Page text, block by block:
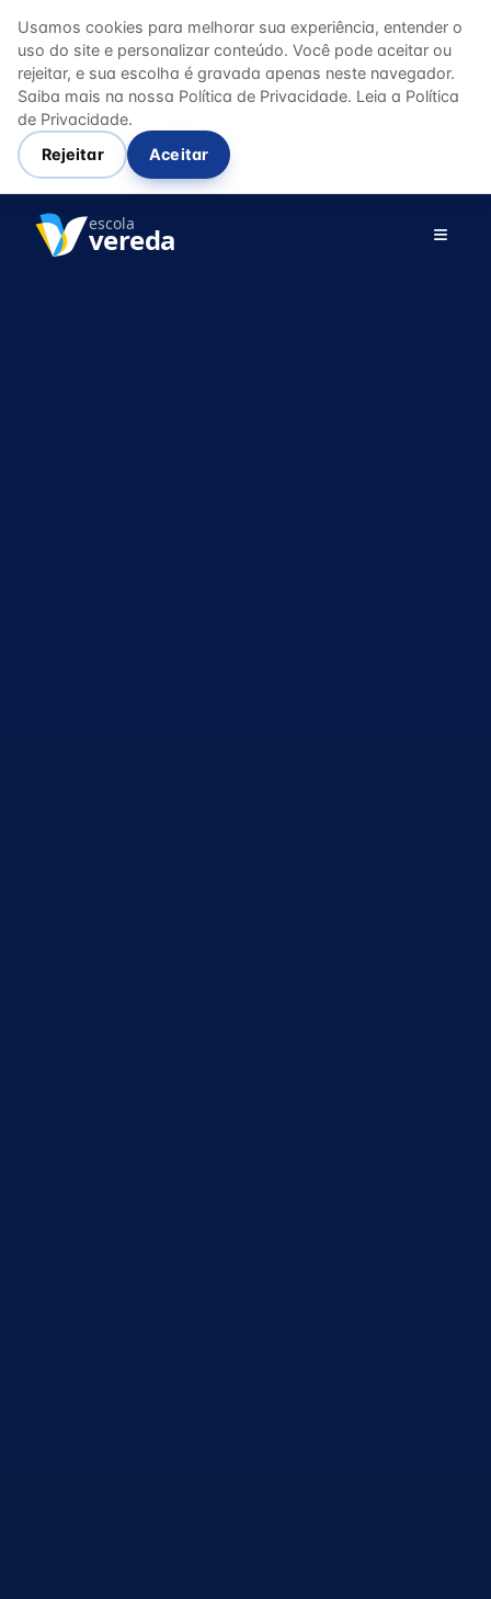
Usamos cookies para melhorar sua experiência, entender o
uso do site e personalizar conteúdo. Você pode aceitar ou
rejeitar, e sua escolha é gravada apenas neste navegador.
Saiba mais na nossa Política de Privacidade. Leia a Política
de Privacidade.
Rejeitar
Aceitar
escola
vereda ≡